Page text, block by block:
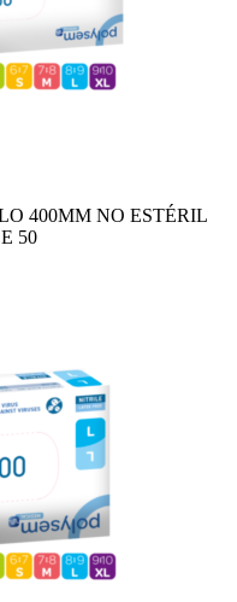
400MM NO ESTÉRIL
50